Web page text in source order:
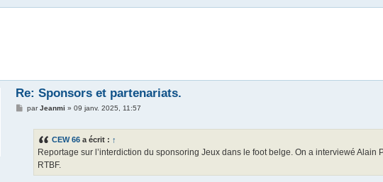
Re: Sponsors et partenariats.
MparJeanmi »09 janv. 2025, 11:57
CEW 66 a écrit : ↑
Reportage sur l’interdiction du sponsoring Jeux dans le foot belge. On a interviewé
RTBF.